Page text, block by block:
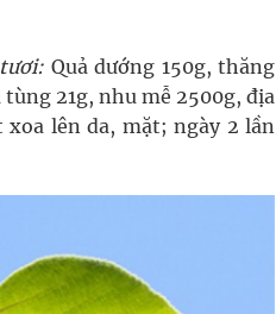
Quả dướng 150g, thăng
tùng 21g, nhu mễ 2500g, địa
xoa lên da, mặt; ngày 2 lần